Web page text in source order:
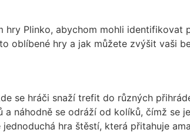
Plinko, abychom mohli
oblíbené hry a jak můžete zvýšit vaši
se hráči snaží trefit do různých
náhodně se odráží od kolíků, čímž se
hra štěstí, která přitahuje